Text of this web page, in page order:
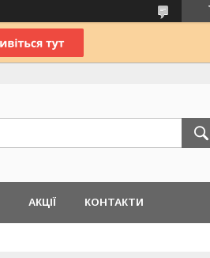
АКЦІЇ КОНТАКТИ